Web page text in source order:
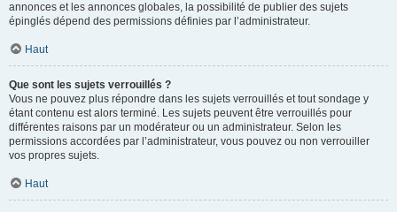
annonces et les annonces globales, la possibilité de publier des sujets
épinglés dépend des permissions définies par l’administrateur.
Haut
Que sont les sujets verrouillés ?
Vous ne pouvez plus répondre dans les sujets verrouillés et tout sondage y
étant contenu est alors terminé. Les sujets peuvent être verrouillés pour
différentes raisons par un modérateur ou un administrateur. Selon les
permissions accordées par l’administrateur, vous pouvez ou non verrouiller
vos propres sujets.
Haut